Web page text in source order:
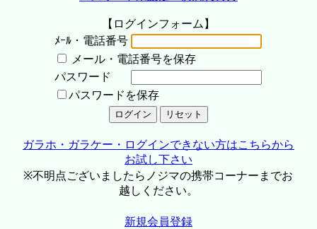
【ログインフォーム】
ﾒｰﾙ・電話番号
メール・電話番号を保存
パスワード
パスワードを保存
ガラホ・ガラケー・ログインできない方はこちらから
お試し下さい
※不明点ございましたらノジマの携帯コーナーまでお
越しください。
新規会員登録